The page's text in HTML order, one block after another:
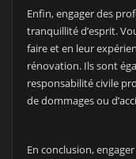
Enfin, engager des
tranquillité d’esprit.
faire et en leur
rénovation. Ils sont
responsabilité civile
de dommages ou
En conclusion,